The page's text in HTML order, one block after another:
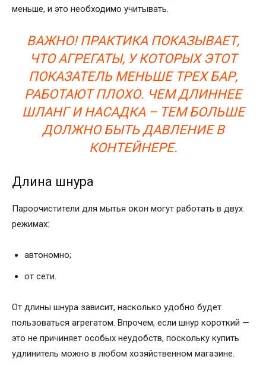
меньше, и это необходимо учитывать.
ВАЖНО! ПРАКТИКА ПОКАЗЫВАЕТ,
ЧТО АГРЕГАТЫ, У КОТОРЫХ ЭТОТ
ПОКАЗАТЕЛЬ МЕНЬШЕ ТРЕХ БАР,
РАБОТАЮТ ПЛОХО. ЧЕМ ДЛИННЕЕ
ШЛАНГ И НАСАДКА – ТЕМ БОЛЬШЕ
ДОЛЖНО БЫТЬ ДАВЛЕНИЕ В
КОНТЕЙНЕРЕ.
Длина шнура
Пароочистители для мытья окон могут работать в двух
режимах:
автономно;
от сети.
От длины шнура зависит, насколько удобно будет
пользоваться агрегатом. Впрочем, если шнур короткий —
это не причиняет особых неудобств, поскольку купить
удлинитель можно в любом хозяйственном магазине.